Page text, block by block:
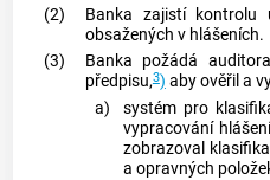
(2)
Banka zajistí kontrolu
obsažených v hlášeních.
(3)
Banka požádá
předpisu,3) aby ověřil a
a)
systém pro
vypracování
zobrazoval
a opravných